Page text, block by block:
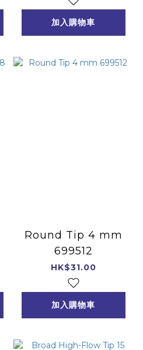
加入購物車
Round Tip 4 mm
699512
HK$31.00
加入購物車